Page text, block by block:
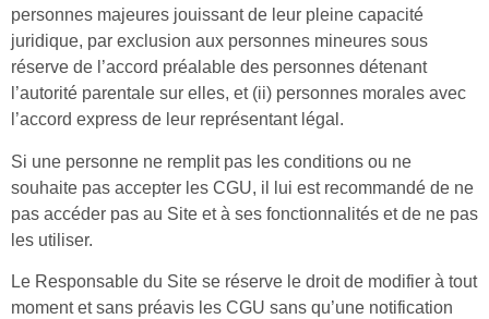
personnes majeures jouissant de leur pleine capacité
juridique, par exclusion aux personnes mineures sous
réserve de l’accord préalable des personnes détenant
l’autorité parentale sur elles, et (ii) personnes morales avec
l’accord express de leur représentant légal.
Si une personne ne remplit pas les conditions ou ne
souhaite pas accepter les CGU, il lui est recommandé de ne
pas accéder pas au Site et à ses fonctionnalités et de ne pas
les utiliser.
Le Responsable du Site se réserve le droit de modifier à tout
moment et sans préavis les CGU sans qu’une notification